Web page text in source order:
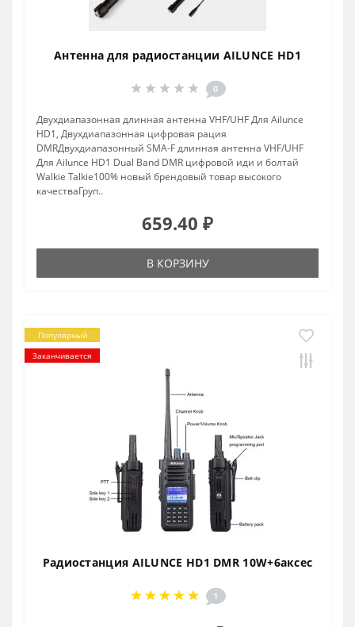
Антенна для радиостанции AILUNCE HD1
0
Двухдиапазонная длинная антенна VHF/UHF Для Ailunce
HD1, Двухдиапазонная цифровая рация
DMRДвухдиапазонный SMA-F длинная антенна VHF/UHF
Для Ailunce HD1 Dual Band DMR цифровой иди и болтай
Walkie Talkie100% новый брендовый товар высокого
качестваГруп..
659.40 ₽
В КОРЗИНУ
Популярный
Заканчивается
Радиостанция AILUNCE HD1 DMR 10W+6аксес
1